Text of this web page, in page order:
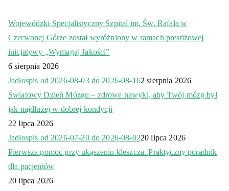
Wojewódzki Specjalistyczny Szpital im. Św. Rafała w
Czerwonej Górze został wyróżniony w ramach prestiżowej
inicjatywy „Wymagaj Jakości”
6 sierpnia 2026
Jadłospis od 2026-08-03 do 2026-08-162 sierpnia 2026
Światowy Dzień Mózgu – zdrowe nawyki, aby Twój mózg był
jak najdłużej w dobrej kondycji
22 lipca 2026
Jadłospis od 2026-07-20 do 2026-08-0220 lipca 2026
Pierwsza pomoc przy ukąszeniu kleszcza. Praktyczny poradnik
dla pacjentów
20 lipca 2026